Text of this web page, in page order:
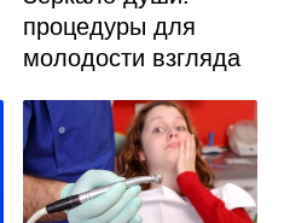
процедуры для
молодости взгляда